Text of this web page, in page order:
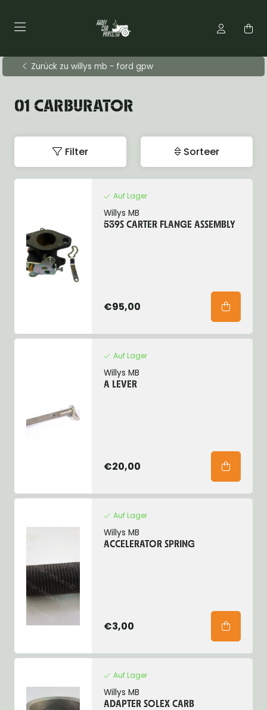
Zurück zu willys mb - ford gpw
01 CARBURATOR
Filter Sorteer
Auf Lager
Willys MB
539S CARTER FLANGE ASSEMBLY
€95,00
Auf Lager
Willys MB
A LEVER
€20,00
Auf Lager
Willys MB
ACCELERATOR SPRING
€3,00
Auf Lager
Willys MB
ADAPTER SOLEX CARB